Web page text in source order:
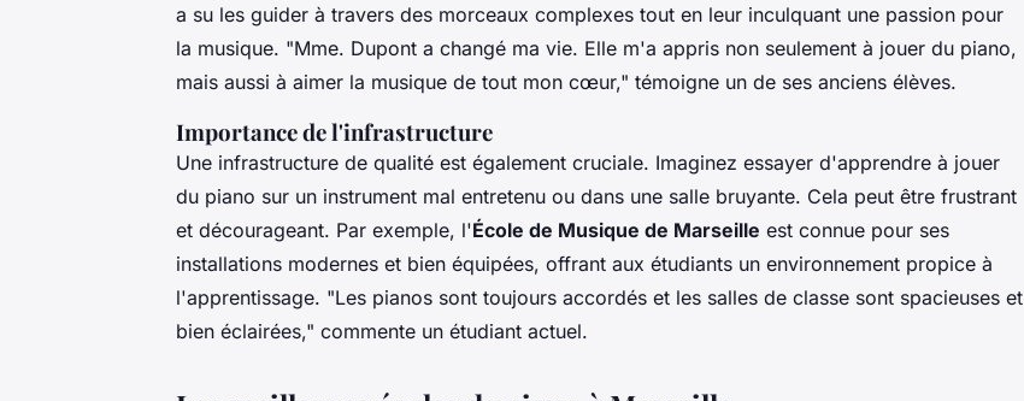
a su les guider à travers des morceaux complexes tout en leur inculquant une passion pour
la musique. "Mme. Dupont a changé ma vie. Elle m'a appris non seulement à jouer du piano,
mais aussi à aimer la musique de tout mon cœur," témoigne un de ses anciens élèves.
Importance de l'infrastructure
Une infrastructure de qualité est également cruciale. Imaginez essayer d'apprendre à jouer
du piano sur un instrument mal entretenu ou dans une salle bruyante. Cela peut être frustrant
et décourageant. Par exemple, l'École de Musique de Marseille est connue pour ses
installations modernes et bien équipées, offrant aux étudiants un environnement propice à
l'apprentissage. "Les pianos sont toujours accordés et les salles de classe sont spacieuses et
bien éclairées," commente un étudiant actuel.